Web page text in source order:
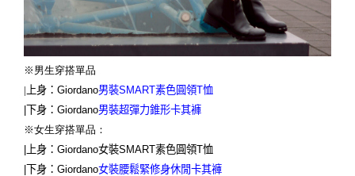
※男生穿搭單品
| 上身： Giordano男裝SMART素色圓領T恤
|下身： Giordano男裝超彈力錐形卡其褲
※女生穿搭單品：
| 上身： Giordano女裝SMART素色圓領T恤
|下身： Giordano女裝腰鬆緊修身休閒卡其褲